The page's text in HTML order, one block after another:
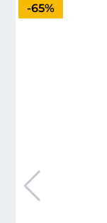
Priset är
-65%